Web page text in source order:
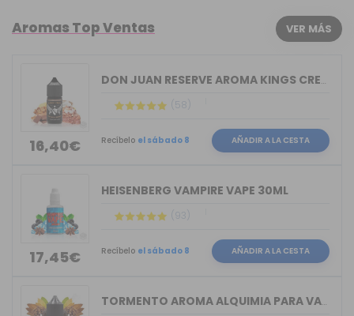
Aromas Top Ventas VER MÁS
16,40€
DON JUAN RESERVE AROMA KINGS CREST 30ML
(58)
Recíbelo el sábado 8 AÑADIR A LA CESTA
17,45€
HEISENBERG VAMPIRE VAPE 30ML
(93)
Recíbelo el sábado 8 AÑADIR A LA CESTA
TORMENTO AROMA ALQUIMIA PARA VAPERS 30ML